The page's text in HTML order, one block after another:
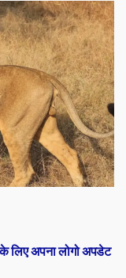
लिए अपना लोगो अपडेट